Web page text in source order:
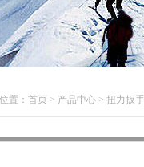
置： 首页 > 产品中心 > 扭力扳